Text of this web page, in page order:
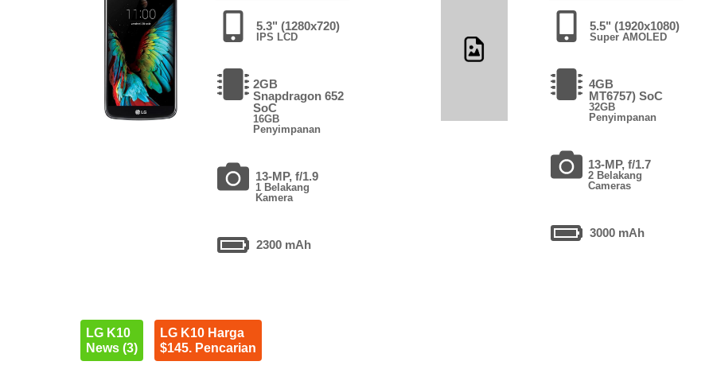
5.3" (1280x720)
IPS LCD
2GB
Snapdragon 652
SoC
16GB
Penyimpanan
13-MP, f/1.9
1 Belakang
Kamera
2300 mAh
LG K10
News (3)
LG K10 Harga
$145. Pencarian
5.5" (1920x1080)
Super AMOLED
4GB
MT6757) SoC
32GB
Penyimpanan
13-MP, f/1.7
2 Belakang
Cameras
3000 mAh